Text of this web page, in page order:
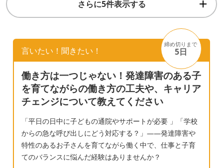
との差に気付き始めた次男は部活の話を一切
しなくなり、怪我したのを気に休むようにな
り、 最近 辞めてしまいました。 今は、この
まま普通級でいいのか？支援級のある中学に
転校した方がいいのか？知ってる子が一人も
いない学校に転校しなきゃいけない事、今ま
でずっと普通級できたのに今から支援級に移
ると逆に不登校になるんじゃ無いか？とか
色々と悩んでいるところでした。 そして先
週、児童相談所でも検査をしたのですが そこ
の医師に「病院でADHD（不注意）と診断さ
れたようですが、こちらではADHDでは無く
年間通して言われたのはうっかりミスやいろ
三年になり、勉強もそれなりに難しくなり図
形や推測する文章題は、ポンっと出されたら
掛け算？割り算？となり1度では出来ないと思
います。 文章題の数字を見落としたり（例え
ば48で4を見落としたり忘れたりして8にしち
ゃう式も答えも違ってしまう）うっかりミス
ばかり。本人も頭がパンクしそう、とかバカ
にされると気にし始めてもいます。 でも、本
人の問題で学校では仲良くしてる友達もいる
し（みんなより幼いし、発言も自己中なこと
さらに5件表示する
言いたい！聞きたい！
締め切りまで
5日
働き方は一つじゃない！発達障害のある子
を育てながらの働き方の工夫や、キャリア
チェンジについて教えてください
「平日の日中に子どもの通院やサポートが必要 」「学校
からの急な呼び出しにどう対応する？」——発達障害や
特性のあるお子さんを育てながら働く中で、仕事と子育
てのバランスに悩んだ経験はありませんか？